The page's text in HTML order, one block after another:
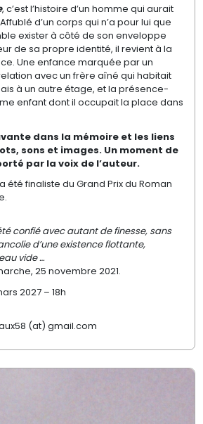
, c’est l’histoire d’un homme qui aurait
d’un corps qui n’a pour lui que
exister à côté de son enveloppe
de sa propre identité, il revient à la
Une enfance marquée par un
avec un frère aîné qui habitait
à un autre étage, et la présence-
enfant dont il occupait la place dans
dans la mémoire et les liens
sons et images. Un moment de
par la voix de l’auteur.
été finaliste du Grand Prix du Roman
confié avec autant de finesse, sans
d’une existence flottante,
vide …
25 novembre 2021.
2027 – 18h
(at) gmail.com